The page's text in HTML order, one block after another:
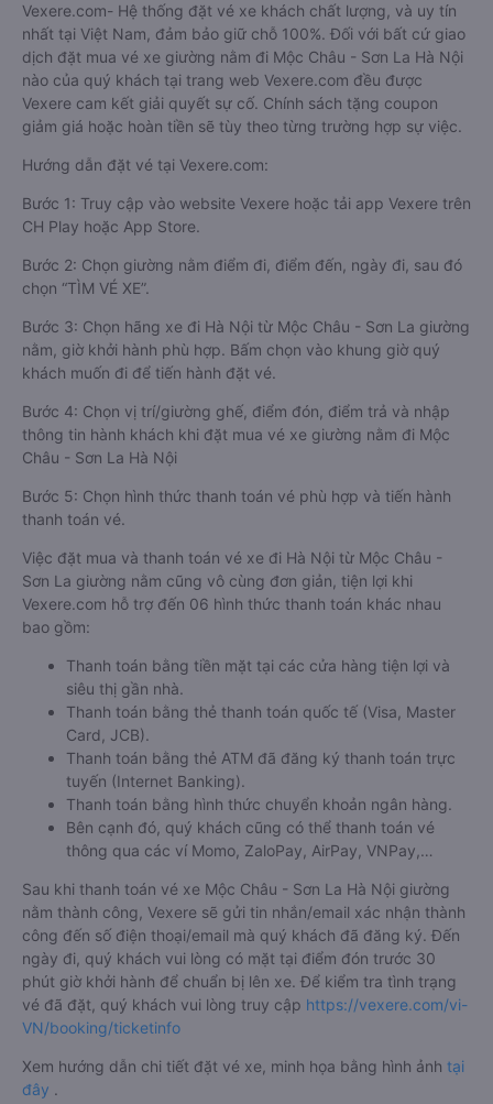
Vexere.com- Hệ thống đặt vé xe khách chất lượng, và uy tín
nhất tại Việt Nam, đảm bảo giữ chỗ 100%. Đối với bất cứ giao
dịch đặt mua vé xe giường nằm đi Mộc Châu - Sơn La Hà Nội
nào của quý khách tại trang web Vexere.com đều được
Vexere cam kết giải quyết sự cố. Chính sách tặng coupon
giảm giá hoặc hoàn tiền sẽ tùy theo từng trường hợp sự việc.
Hướng dẫn đặt vé tại Vexere.com:
Bước 1: Truy cập vào website Vexere hoặc tải app Vexere trên
CH Play hoặc App Store.
Bước 2: Chọn giường nằm điểm đi, điểm đến, ngày đi, sau đó
chọn “TÌM VÉ XE”.
Bước 3: Chọn hãng xe đi Hà Nội từ Mộc Châu - Sơn La giường
nằm, giờ khởi hành phù hợp. Bấm chọn vào khung giờ quý
khách muốn đi để tiến hành đặt vé.
Bước 4: Chọn vị trí/giường ghế, điểm đón, điểm trả và nhập
thông tin hành khách khi đặt mua vé xe giường nằm đi Mộc
Châu - Sơn La Hà Nội
Bước 5: Chọn hình thức thanh toán vé phù hợp và tiến hành
thanh toán vé.
Việc đặt mua và thanh toán vé xe đi Hà Nội từ Mộc Châu -
Sơn La giường nằm cũng vô cùng đơn giản, tiện lợi khi
Vexere.com hỗ trợ đến 06 hình thức thanh toán khác nhau
bao gồm:
Thanh toán bằng tiền mặt tại các cửa hàng tiện lợi và
siêu thị gần nhà.
Thanh toán bằng thẻ thanh toán quốc tế (Visa, Master
Card, JCB).
Thanh toán bằng thẻ ATM đã đăng ký thanh toán trực
tuyến (Internet Banking).
Thanh toán bằng hình thức chuyển khoản ngân hàng.
Bên cạnh đó, quý khách cũng có thể thanh toán vé
thông qua các ví Momo, ZaloPay, AirPay, VNPay,…
Sau khi thanh toán vé xe Mộc Châu - Sơn La Hà Nội giường
nằm thành công, Vexere sẽ gửi tin nhắn/email xác nhận thành
công đến số điện thoại/email mà quý khách đã đăng ký. Đến
ngày đi, quý khách vui lòng có mặt tại điểm đón trước 30
phút giờ khởi hành để chuẩn bị lên xe. Để kiểm tra tình trạng
vé đã đặt, quý khách vui lòng truy cập https://vexere.com/vi-
VN/booking/ticketinfo
Xem hướng dẫn chi tiết đặt vé xe, minh họa bằng hình ảnh tại
đây .